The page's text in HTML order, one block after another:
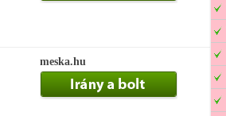
meska.hu